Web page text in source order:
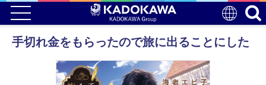
手切れ金をもらったので旅に出ることにした